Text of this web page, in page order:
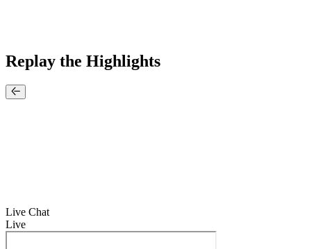
Replay the Highlights
Live Chat
Live